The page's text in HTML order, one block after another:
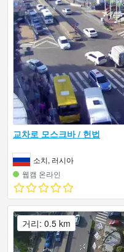
교차로 모스크바 / 헌법
소치, 러시아
웹캠 온라인
거리: 0.5 km